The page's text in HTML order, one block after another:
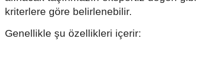
kriterlere göre belirlenebilir.
Genellikle şu özellikleri içerir: